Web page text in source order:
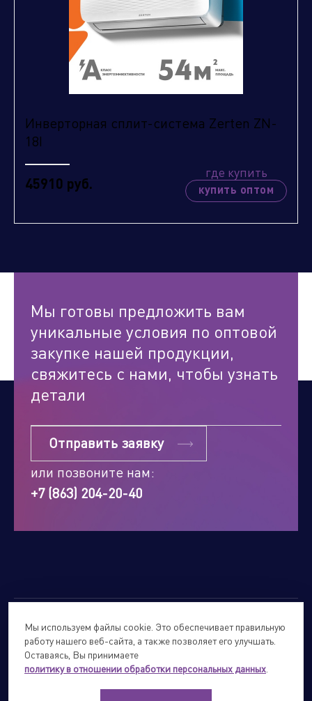
Инверторная сплит-система Zerten ZN-
18I
45910 руб.
где купить
купить оптом
Мы готовы предложить вам
уникальные условия по оптовой
закупке нашей продукции,
свяжитесь с нами, чтобы узнать
детали
Отправить заявку
или позвоните нам:
+7 (863) 204-20-40
© 2026Forte Holding.Все права защищены.
Политика обработки персональных данных
Сайты подразделений Холдинга
Мы используем файлы cookie. Это обеспечивает правильную
работу нашего веб-сайта, а также позволяет его улучшать.
Оставаясь, Вы принимаете
политику в отношении обработки персональных данных